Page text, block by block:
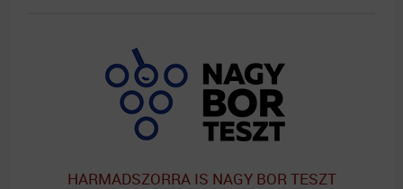
HARMADSZORRA IS NAGY BOR TESZT